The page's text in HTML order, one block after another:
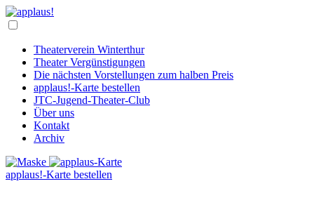
Theaterverein Winterthur
Theater Vergünstigungen
Die nächsten Vorstellungen zum halben Preis
applaus!-Karte bestellen
JTC-Jugend-Theater-Club
Über uns
Kontakt
Archiv
applaus!-Karte bestellen